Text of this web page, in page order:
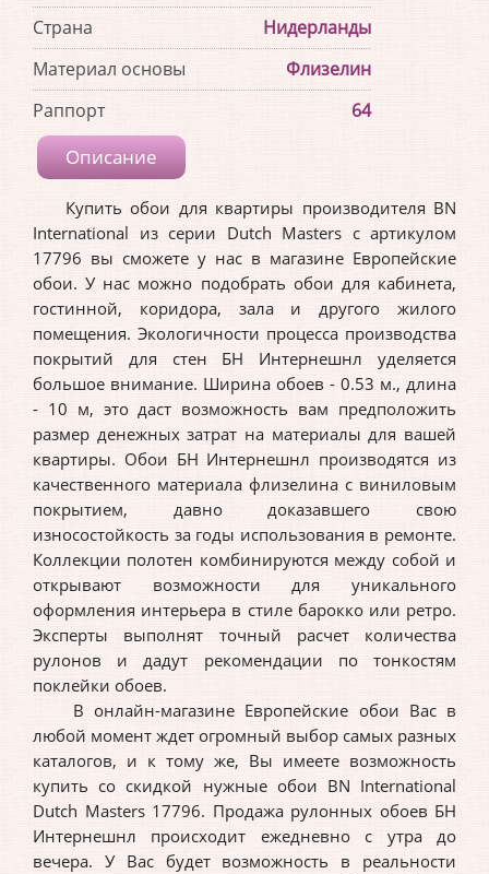
Страна
Нидерланды
Материал основы
Флизелин
Раппорт
64
Описание
Купить обои для квартиры производителя BN
International из серии Dutch Masters с артикулом
17796 вы сможете у нас в магазине Европейские
обои. У нас можно подобрать обои для кабинета,
гостинной, коридора, зала и другого жилого
помещения. Экологичности процесса производства
покрытий для стен БН Интернешнл уделяется
большое внимание. Ширина обоев - 0.53 м., длина
- 10 м, это даст возможность вам предположить
размер денежных затрат на материалы для вашей
квартиры. Обои БН Интернешнл производятся из
качественного материала флизелина с виниловым
покрытием, давно доказавшего свою
износостойкость за годы использования в ремонте.
Коллекции полотен комбинируются между собой и
открывают возможности для уникального
оформления интерьера в стиле барокко или ретро.
Эксперты выполнят точный расчет количества
рулонов и дадут рекомендации по тонкостям
поклейки обоев.
В онлайн-магазине Европейские обои Вас в
любой момент ждет огромный выбор самых разных
каталогов, и к тому же, Вы имеете возможность
купить со скидкой нужные обои BN International
Dutch Masters 17796. Продажа рулонных обоев БН
Интернешнл происходит ежедневно с утра до
вечера. У Вас будет возможность в реальности